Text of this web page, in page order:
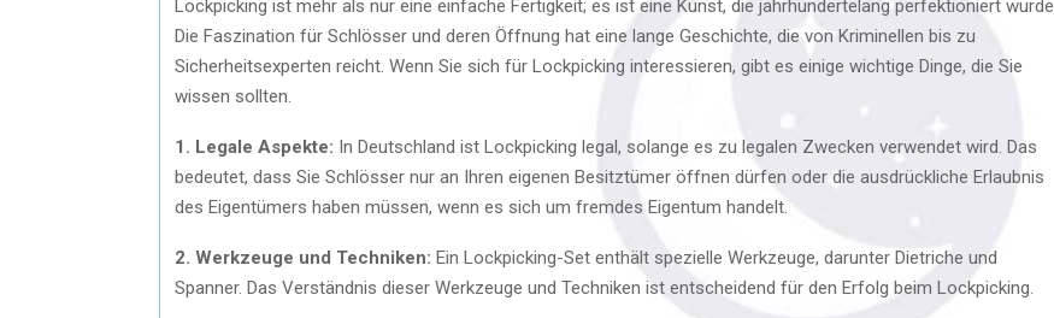
Lockpicking ist mehr als nur eine einfache Fertigkeit; es ist eine Kunst, die jahrhundertelang perfektioniert wurde.
Die Faszination für Schlösser und deren Öffnung hat eine lange Geschichte, die von Kriminellen bis zu
Sicherheitsexperten reicht. Wenn Sie sich für Lockpicking interessieren, gibt es einige wichtige Dinge, die Sie
wissen sollten.
1. Legale Aspekte: In Deutschland ist Lockpicking legal, solange es zu legalen Zwecken verwendet wird. Das
bedeutet, dass Sie Schlösser nur an Ihren eigenen Besitztümer öffnen dürfen oder die ausdrückliche Erlaubnis
des Eigentümers haben müssen, wenn es sich um fremdes Eigentum handelt.
2. Werkzeuge und Techniken: Ein Lockpicking-Set enthält spezielle Werkzeuge, darunter Dietriche und
Spanner. Das Verständnis dieser Werkzeuge und Techniken ist entscheidend für den Erfolg beim Lockpicking.